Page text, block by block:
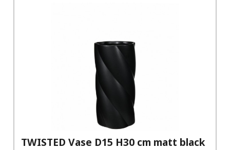
TWISTED Vase D15 H30 cm matt black